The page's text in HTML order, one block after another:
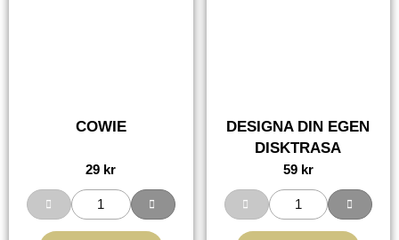
COWIE
29 kr
DESIGNA DIN EGEN
DISKTRASA
59 kr